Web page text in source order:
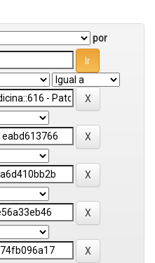
por